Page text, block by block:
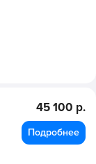
45 100 р.
Подробнее